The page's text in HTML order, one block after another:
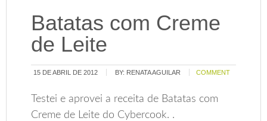
Batatas com Creme
de Leite
15 DE ABRIL DE 2012 BY: RENATA AGUILAR COMMENT
Testei e aprovei a receita de Batatas com
Creme de Leite do Cybercook. .